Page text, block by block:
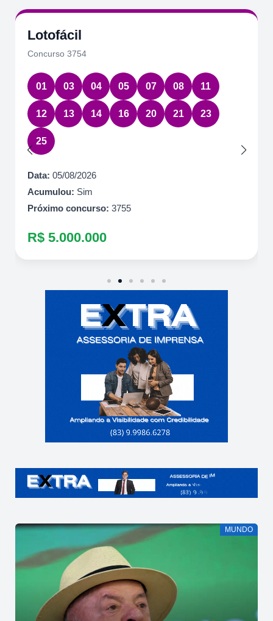
Lotofácil
Concurso 3754
01 03 04 05 07 08 11
12 13 14 16 20 21 23
25
Data: 05/08/2026
Acumulou: Sim
Próximo concurso: 3755
R$ 5.000.000
MUNDO